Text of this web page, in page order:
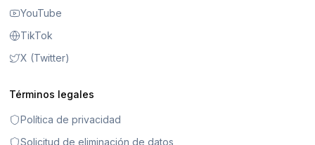
YouTube
TikTok
X (Twitter)
Términos legales
Política de privacidad
Solicitud de eliminación de datos